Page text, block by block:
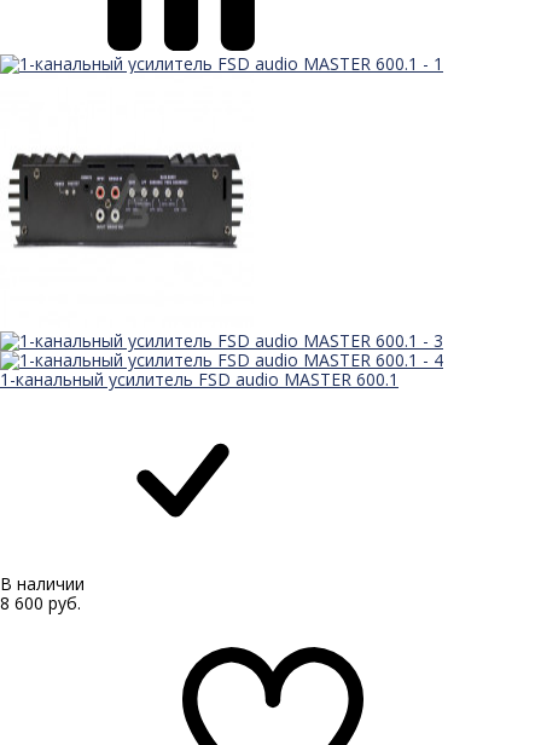
1-канальный усилитель FSD audio MASTER 600.1
В наличии
8 600 руб.